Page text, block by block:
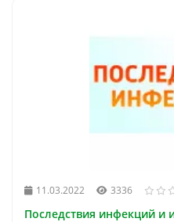
11.03.2022 3336
Последствия инфекций и